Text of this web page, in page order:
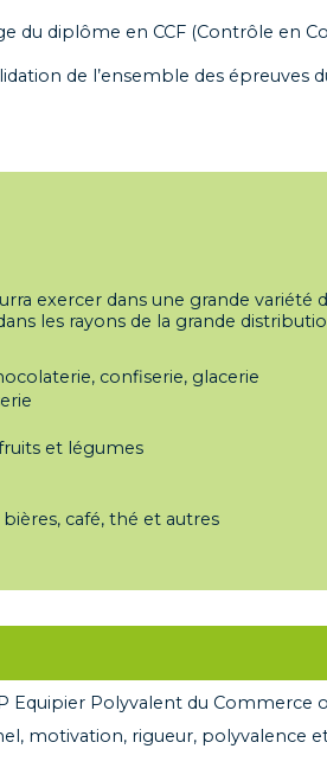
du diplôme en CCF (Contrôle en
de l’ensemble des épreuves
exercer dans une grande variété
les rayons de la grande
confiserie, glacerie
et légumes
café, thé et autres
Equipier Polyvalent du
motivation, rigueur, polyvalence